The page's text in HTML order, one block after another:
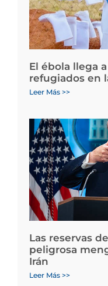
El ébola llega
refugiados en
Leer Más >>
Las reservas
peligrosa
Irán
Leer Más >>